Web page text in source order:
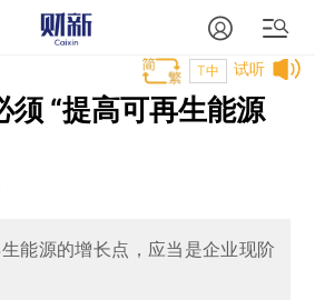
试听
T中
须 “提高可再生能源
能源的增长点，应当是企业现阶